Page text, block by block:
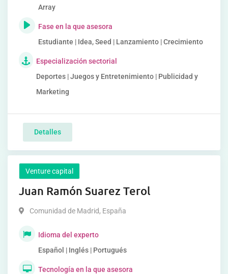
Array
Fase en la que asesora
Estudiante | Idea, Seed | Lanzamiento | Crecimiento
Especialización sectorial
Deportes | Juegos y Entretenimiento | Publicidad y
Marketing
Detalles
Venture capital
Juan Ramón Suarez Terol
Comunidad de Madrid, España
Idioma del experto
Español | Inglés | Portugués
Tecnología en la que asesora